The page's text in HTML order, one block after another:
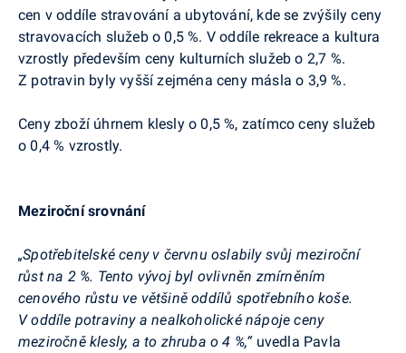
cen v oddíle stravování a ubytování, kde se zvýšily ceny
stravovacích služeb o 0,5 %. V oddíle rekreace a kultura
vzrostly především ceny kulturních služeb o 2,7 %.
Z potravin byly vyšší zejména ceny másla o 3,9 %.
Ceny zboží úhrnem klesly o 0,5 %, zatímco ceny služeb
o 0,4 % vzrostly.
Meziroční srovnání
„Spotřebitelské ceny v červnu oslabily svůj meziroční
růst na 2 %. Tento vývoj byl ovlivněn zmírněním
cenového růstu ve většině oddílů spotřebního koše.
V oddíle potraviny a nealkoholické nápoje ceny
meziročně klesly, a to zhruba o 4 %,“ uvedla Pavla